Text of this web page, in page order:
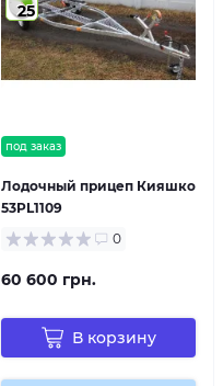
под заказ
Лодочный прицеп Кияшко
53PL1109
25
0
60 600 грн.
В корзину